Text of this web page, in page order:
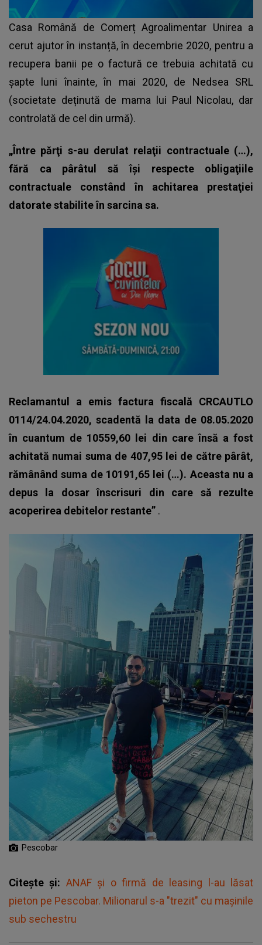
Casa Română de Comerț Agroalimentar Unirea a
cerut ajutor în instanță, în decembrie 2020, pentru a
recupera banii pe o factură ce trebuia achitată cu
șapte luni înainte, în mai 2020, de Nedsea SRL
(societate deținută de mama lui Paul Nicolau, dar
controlată de cel din urmă).
„Între părţi s-au derulat relaţii contractuale (…),
fără ca pârâtul să îşi respecte obligaţiile
contractuale constând în achitarea prestaţiei
datorate stabilite în sarcina sa.
Reclamantul a emis factura fiscală CRCAUTLO
0114/24.04.2020, scadentă la data de 08.05.2020
în cuantum de 10559,60 lei din care însă a fost
achitată numai suma de 407,95 lei de către pârât,
rămânând suma de 10191,65 lei (…). Aceasta nu a
depus la dosar înscrisuri din care să rezulte
acoperirea debitelor restante” .
Pescobar
Citește și: ANAF şi o firmă de leasing l-au lăsat
pieton pe Pescobar. Milionarul s-a "trezit" cu mașinile
sub sechestru